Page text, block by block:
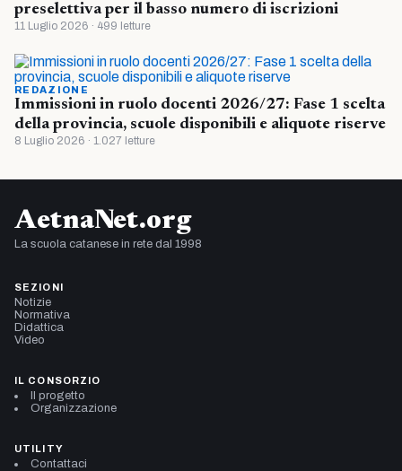
preselettiva per il basso numero di iscrizioni
11 Luglio 2026 · 499 letture
REDAZIONE
Immissioni in ruolo docenti 2026/27: Fase 1 scelta
della provincia, scuole disponibili e aliquote riserve
8 Luglio 2026 · 1.027 letture
AetnaNet.org
La scuola catanese in rete dal 1998
SEZIONI
Notizie
Normativa
Didattica
Video
IL CONSORZIO
Il progetto
Organizzazione
UTILITY
Contattaci